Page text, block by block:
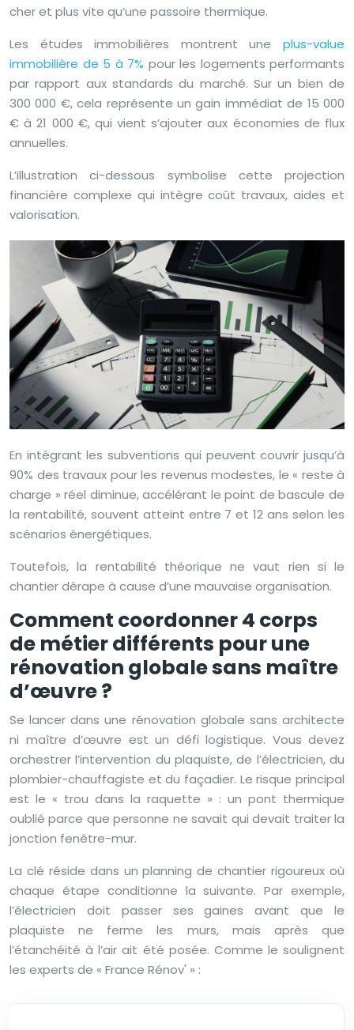
cher et plus vite qu’une passoire thermique.
Les études immobilières montrent une plus-value
immobilière de 5 à 7% pour les logements performants
par rapport aux standards du marché. Sur un bien de
300 000 €, cela représente un gain immédiat de 15 000
€ à 21 000 €, qui vient s’ajouter aux économies de flux
annuelles.
L’illustration ci-dessous symbolise cette projection
financière complexe qui intègre coût travaux, aides et
valorisation.
En intégrant les subventions qui peuvent couvrir jusqu’à
90% des travaux pour les revenus modestes, le « reste à
charge » réel diminue, accélérant le point de bascule de
la rentabilité, souvent atteint entre 7 et 12 ans selon les
scénarios énergétiques.
Toutefois, la rentabilité théorique ne vaut rien si le
chantier dérape à cause d’une mauvaise organisation.
Comment coordonner 4 corps
de métier différents pour une
rénovation globale sans maître
d’œuvre ?
Se lancer dans une rénovation globale sans architecte
ni maître d’œuvre est un défi logistique. Vous devez
orchestrer l’intervention du plaquiste, de l’électricien, du
plombier-chauffagiste et du façadier. Le risque principal
est le « trou dans la raquette » : un pont thermique
oublié parce que personne ne savait qui devait traiter la
jonction fenêtre-mur.
La clé réside dans un planning de chantier rigoureux où
chaque étape conditionne la suivante. Par exemple,
l’électricien doit passer ses gaines avant que le
plaquiste ne ferme les murs, mais après que
l’étanchéité à l’air ait été posée. Comme le soulignent
les experts de « France Rénov' » :